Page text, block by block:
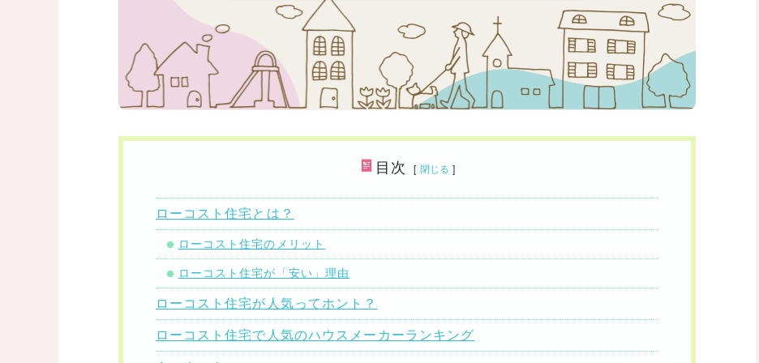
目次 [ 閉じる ]
ローコスト住宅とは？
ローコスト住宅のメリット
ローコスト住宅が「安い」理由
ローコスト住宅が人気ってホント？
ローコスト住宅で人気のハウスメーカーランキング